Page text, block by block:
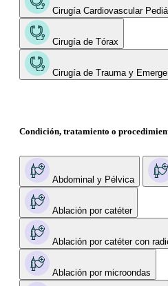
Cirugía Cardiovascular
Cirugía de Tórax
Cirugía de Trauma y
Condición, tratamiento o
Abdominal y Pélvica
Ablación por catéter
Ablación por catéter con
Ablación por microondas